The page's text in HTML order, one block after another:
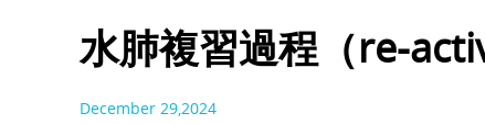
水肺複習過程（re-
December 29,2024